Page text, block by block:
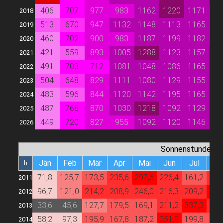
2018 406 707 977 983 1162 1220 1171
2019 513 670 947 1132 1148 1113 1165
2020 460 702 900 983 1187 1199 1182
2021 421 559 893 1005 1288 1123 1157
2022 491 703 712 1081 1048 1086 1165
2023 504 648 829 1111 1080 1129 1155
2024 483 596 844 1120 1142 1195 1165
2025 487 768 870 1030 1218 1092 1129
2026 449 720 827 955 1092 1120 1146
Sonnenstunden
h Jän Feb Mär Apr Mai Jun Jul
2011 71,8 125,7 173,5 235,6 297,6 226,4 161,2
2012 96,7 121,0 214,2 208,9 246,0 216,3 209,2
2013 33,6 45,6 127,7 179,5 169,1 211,2 337,3
2014 58,2 97,3 195,9 167,8 187,2 251,9 199,8